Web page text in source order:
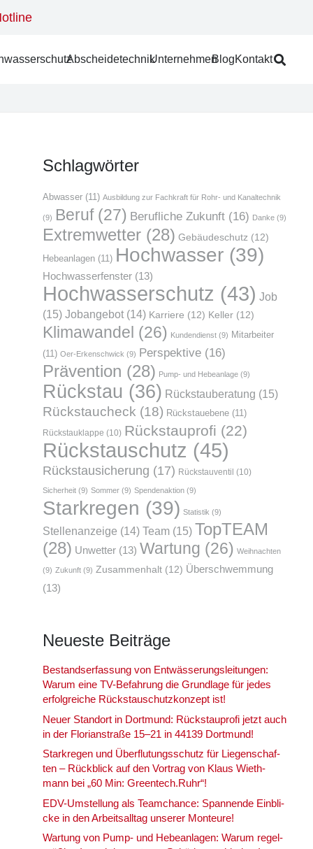
Abschei­de­tech­nikUnter­neh­menBlogKon­takt
Schlag­wör­ter
Abwasser (11) Ausbildung zur Fachkraft für Rohr- und Kanaltechnik
(9) Beruf(27) Berufliche Zukunft (16) Danke (9)
Extremwetter (28) Gebäudeschutz (12)
Hebeanlagen (11) Hochwasser (39)
Hochwasserfenster (13)
Hochwasserschutz (43) Job
(15) Jobangebot (14) Karriere (12) Keller (12)
Klimawandel (26) Kundendienst (9) Mitarbeiter
(11) Oer-Erkenschwick (9) Perspektive (16)
Prävention (28) Pump- und Hebeanlage (9)
Rückstau (36) Rückstauberatung (15)
Rückstaucheck (18) Rückstauebene (11)
Rückstauklappe (10) Rückstauprofi (22)
Rückstauschutz (45)
Rückstausicherung (17) Rückstauventil (10)
Sicherheit (9) Sommer (9) Spendenaktion (9)
Starkregen (39) Statistik (9)
Stellenanzeige (14) Team (15) TopTEAM
(28) Unwetter (13) Wartung (26) Weihnachten
(9) Zukunft (9) Zusammenhalt (12) Überschwemmung
(13)
Neu­es­te Bei­trä­ge
Bestands­er­fas­sung von Ent­wäs­se­rungs­lei­tun­gen:
War­um eine TV-Befah­rung die Grund­la­ge für jedes
erfolg­rei­che Rückstau­schutz­kon­zept ist!
Neu­er Stand­ort in Dort­mund: Rück­stau­pro­fi jetzt auch
in der Flo­ri­an­stra­ße 15–21 in 44139 Dort­mund!
Stark­re­gen und Über­flu­tungs­schutz für Lie­gen­schaf­
ten – Rück­blick auf den Vor­trag von Klaus Wieth­
mann bei „60 Min: Greentech.Ruhr“!
EDV-Umstel­lung als Team­chan­ce: Span­nen­de Ein­bli­
cke in den Arbeits­all­tag unse­rer Mon­teu­re!
War­tung von Pump- und Hebe­an­la­gen: War­um regel­